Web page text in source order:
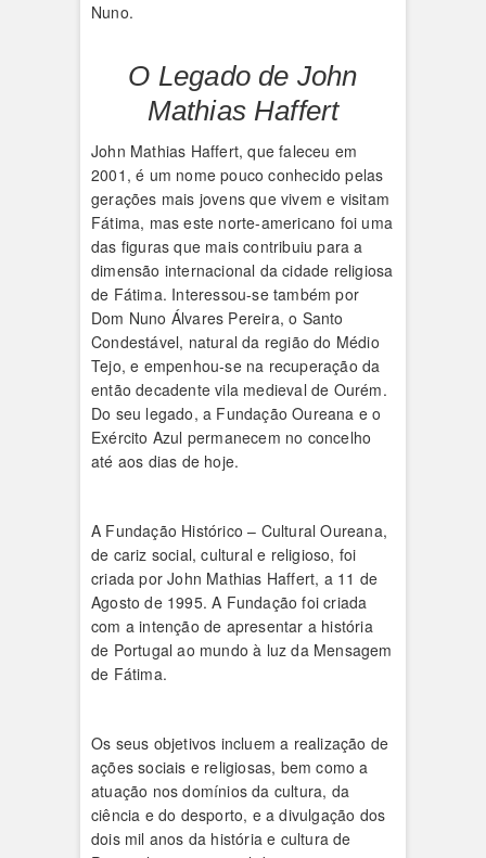
Nuno.
O Legado de John
Mathias Haffert
John Mathias Haffert, que faleceu em
2001, é um nome pouco conhecido pelas
gerações mais jovens que vivem e visitam
Fátima, mas este norte-americano foi uma
das figuras que mais contribuiu para a
dimensão internacional da cidade religiosa
de Fátima. Interessou-se também por
Dom Nuno Álvares Pereira, o Santo
Condestável, natural da região do Médio
Tejo, e empenhou-se na recuperação da
então decadente vila medieval de Ourém.
Do seu legado, a Fundação Oureana e o
Exército Azul permanecem no concelho
até aos dias de hoje.
A Fundação Histórico – Cultural Oureana,
de cariz social, cultural e religioso, foi
criada por John Mathias Haffert, a 11 de
Agosto de 1995. A Fundação foi criada
com a intenção de apresentar a história
de Portugal ao mundo à luz da Mensagem
de Fátima.
Os seus objetivos incluem a realização de
ações sociais e religiosas, bem como a
atuação nos domínios da cultura, da
ciência e do desporto, e a divulgação dos
dois mil anos da história e cultura de